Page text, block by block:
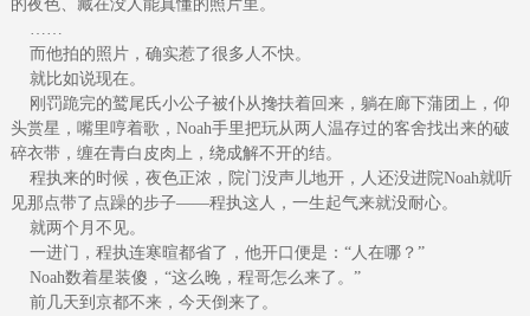
的夜色、藏在没人能真懂的照片里。
而他拍的照片，确实惹了很多人不快。
就比如说现在。
刚罚跪完的鹫尾氏小公子被仆从搀扶着回来，躺在廊下蒲团上，仰
头赏星，嘴里哼着歌，Noah手里把玩从两人温存过的客舍找出来的破
碎衣带，缠在青白皮肉上，绕成解不开的结。
程执来的时候，夜色正浓，院门没声儿地开，人还没进院Noah就听
见那点带了点躁的步子——程执这人，一生起气来就没耐心。
就两个月不见。
一进门，程执连寒暄都省了，他开口便是：“人在哪？”
Noah数着星装傻，“这么晚，程哥怎么来了。”
前几天到京都不来，今天倒来了。